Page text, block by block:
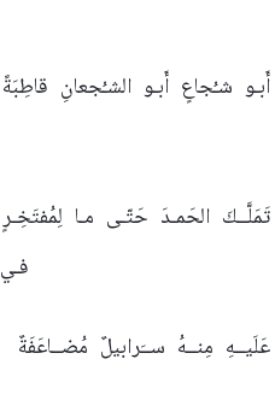
أَبـو شـُجاعٍ أَبـو الشـُجعانِ قاطِبَةً
تَمَلَّــكَ الحَمـدَ حَتّـى مـا لِمُفتَخِـرٍ
فـي
عَلَيــهِ مِنــهُ ســَرابيلٌ مُضــاعَفَةٌ